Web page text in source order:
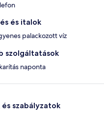
és italok
palackozott víz
szolgáltatások
naponta
és szabályzatok